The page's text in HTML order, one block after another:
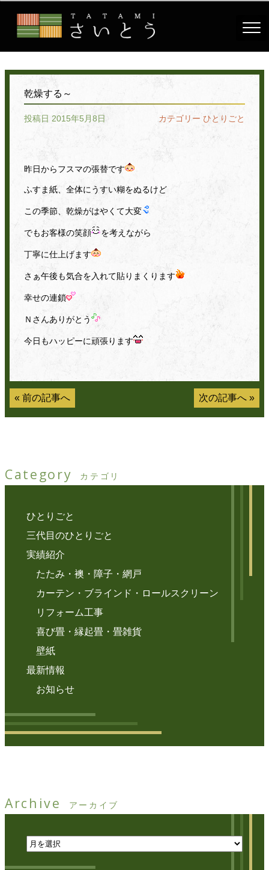
乾燥する～
投稿日 2015年5月8日 カテゴリー ひとりごと
昨日からフスマの張替です
ふすま紙、全体にうすい糊をぬるけど
この季節、乾燥がはやくて大変
でもお客様の笑顔 を考えながら
丁寧に仕上げます
さぁ午後も気合を入れて貼りまくります
幸せの連鎖
Ｎさんありがとう
今日もハッピーに頑張ります
« 前の記事へ 次の記事へ »
Category カテゴリ
ひとりごと
三代目のひとりごと
実績紹介
たたみ・襖・障子・網戸
カーテン・ブラインド・ロールスクリーン
リフォーム工事
喜び畳・縁起畳・畳雑貨
壁紙
最新情報
お知らせ
Archive アーカイブ